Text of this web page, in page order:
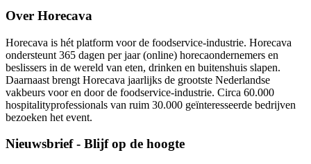
Over Horecava
Horecava is hét platform voor de foodservice-industrie. Horecava
ondersteunt 365 dagen per jaar (online) horecaondernemers en
beslissers in de wereld van eten, drinken en buitenshuis slapen.
Daarnaast brengt Horecava jaarlijks de grootste Nederlandse
vakbeurs voor en door de foodservice-industrie. Circa 60.000
hospitalityprofessionals van ruim 30.000 geïnteresseerde bedrijven
bezoeken het event.
Nieuwsbrief - Blijf op de hoogte